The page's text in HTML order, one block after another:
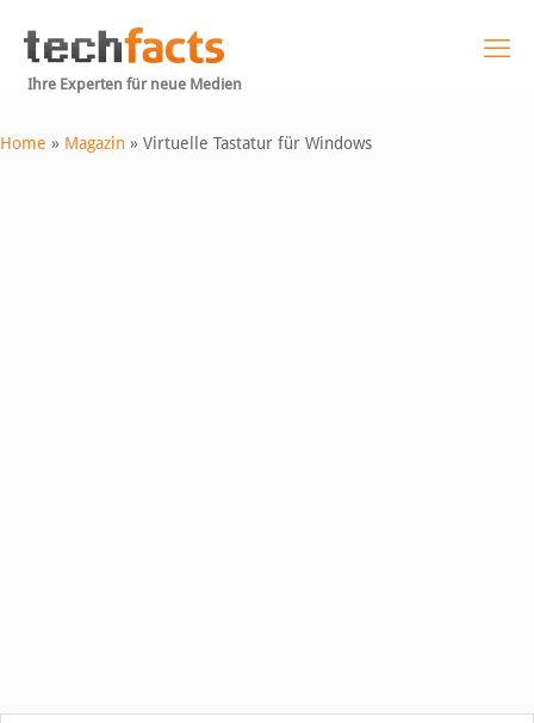
Ihre Experten für neue Medien
Home » Magazin » Virtuelle Tastatur für Windows